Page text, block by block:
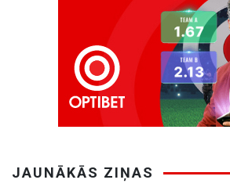
JAUNĀKĀS ZIŅAS